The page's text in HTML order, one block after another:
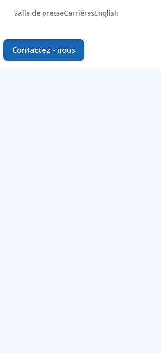
Salle de presseCarrièresEnglish
Contactez - nous